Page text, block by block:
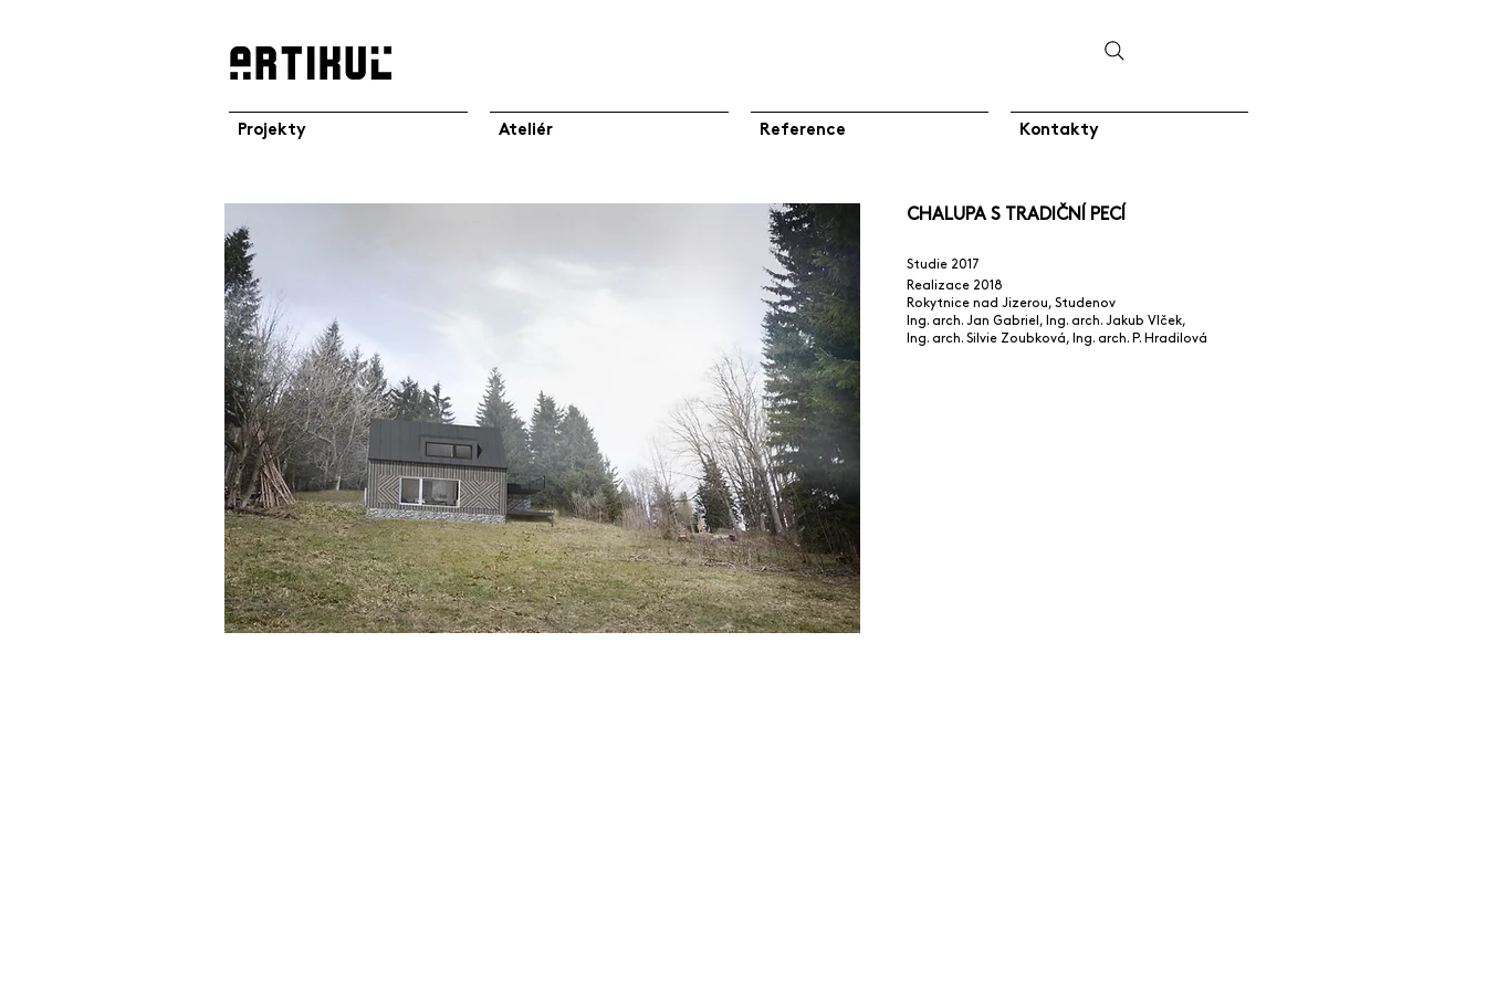
Projekty Ateliér Reference Kontakty
CHALUPA S TRADIČNÍ PECÍ
Studie 2017
Realizace 2018
Rokytnice nad Jizerou, Studenov
Ing. arch. Jan Gabriel, Ing. arch. Jakub Vlček,
Ing. arch. Silvie Zoubková, Ing. arch. P. Hradilová